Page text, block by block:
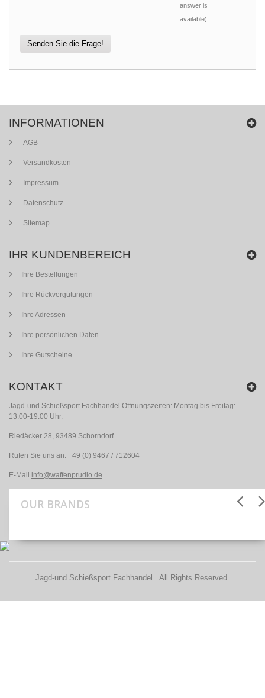
answer is
available)
Senden Sie die Frage!
INFORMATIONEN
AGB
Versandkosten
Impressum
Datenschutz
Sitemap
IHR KUNDENBEREICH
Ihre Bestellungen
Ihre Rückvergütungen
Ihre Adressen
Ihre persönlichen Daten
Ihre Gutscheine
KONTAKT
Jagd-und Schießsport Fachhandel Öffnungszeiten: Montag bis Freitag:
13.00-19.00 Uhr.
Riedäcker 28, 93489 Schorndorf
Rufen Sie uns an: +49 (0) 9467 / 712604
E-Mail info@waffenprudlo.de
OUR BRANDS
Jagd-und Schießsport Fachhandel . All Rights Reserved.